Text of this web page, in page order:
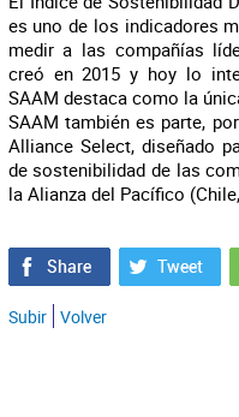
es uno de los indicadores
medir a las compañías
creó en 2015 y hoy lo
SAAM destaca como la
SAAM también es parte,
Alliance Select, diseñado
de sostenibilidad de las
la Alianza del Pacífico
Subir Volver